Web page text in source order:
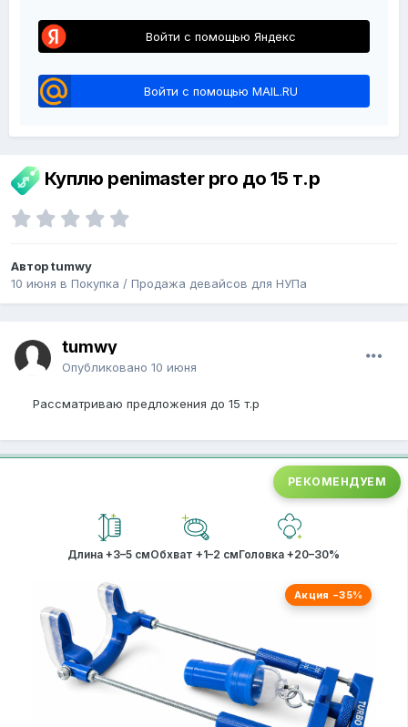
Войти с помощью Яндекс
Войти с помощью MAIL.RU
Куплю penimaster pro до 15 т.р
Автор tumwy
10 июня в Покупка / Продажа девайсов для НУПа
tumwy
Опубликовано 10 июня
Рассматриваю предложения до 15 т.р
РЕКОМЕНДУЕМ
Длина +3–5 смОбхват +1–2 смГоловка +20–30%
Акция −35%